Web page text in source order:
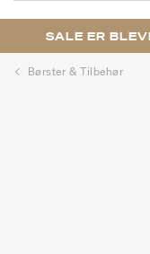
SALE ER
Børster & Tilbehør